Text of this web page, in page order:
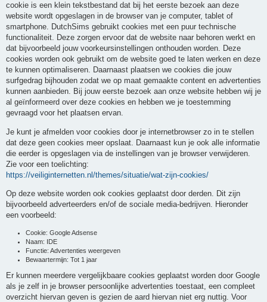
cookie is een klein tekstbestand dat bij het eerste bezoek aan deze
website wordt opgeslagen in de browser van je computer, tablet of
smartphone. DutchSims gebruikt cookies met een puur technische
functionaliteit. Deze zorgen ervoor dat de website naar behoren werkt en
dat bijvoorbeeld jouw voorkeursinstellingen onthouden worden. Deze
cookies worden ook gebruikt om de website goed te laten werken en deze
te kunnen optimaliseren. Daarnaast plaatsen we cookies die jouw
surfgedrag bijhouden zodat we op maat gemaakte content en advertenties
kunnen aanbieden. Bij jouw eerste bezoek aan onze website hebben wij je
al geïnformeerd over deze cookies en hebben we je toestemming
gevraagd voor het plaatsen ervan.
Je kunt je afmelden voor cookies door je internetbrowser zo in te stellen
dat deze geen cookies meer opslaat. Daarnaast kun je ook alle informatie
die eerder is opgeslagen via de instellingen van je browser verwijderen.
Zie voor een toelichting:
https://veiliginternetten.nl/themes/situatie/wat-zijn-cookies/
Op deze website worden ook cookies geplaatst door derden. Dit zijn
bijvoorbeeld adverteerders en/of de sociale media-bedrijven. Hieronder
een voorbeeld:
Cookie: Google Adsense
Naam: IDE
Functie: Advertenties weergeven
Bewaartermijn: Tot 1 jaar
Er kunnen meerdere vergelijkbaare cookies geplaatst worden door Google
als je zelf in je browser persoonlijke advertenties toestaat, een compleet
overzicht hiervan geven is gezien de aard hiervan niet erg nuttig. Voor